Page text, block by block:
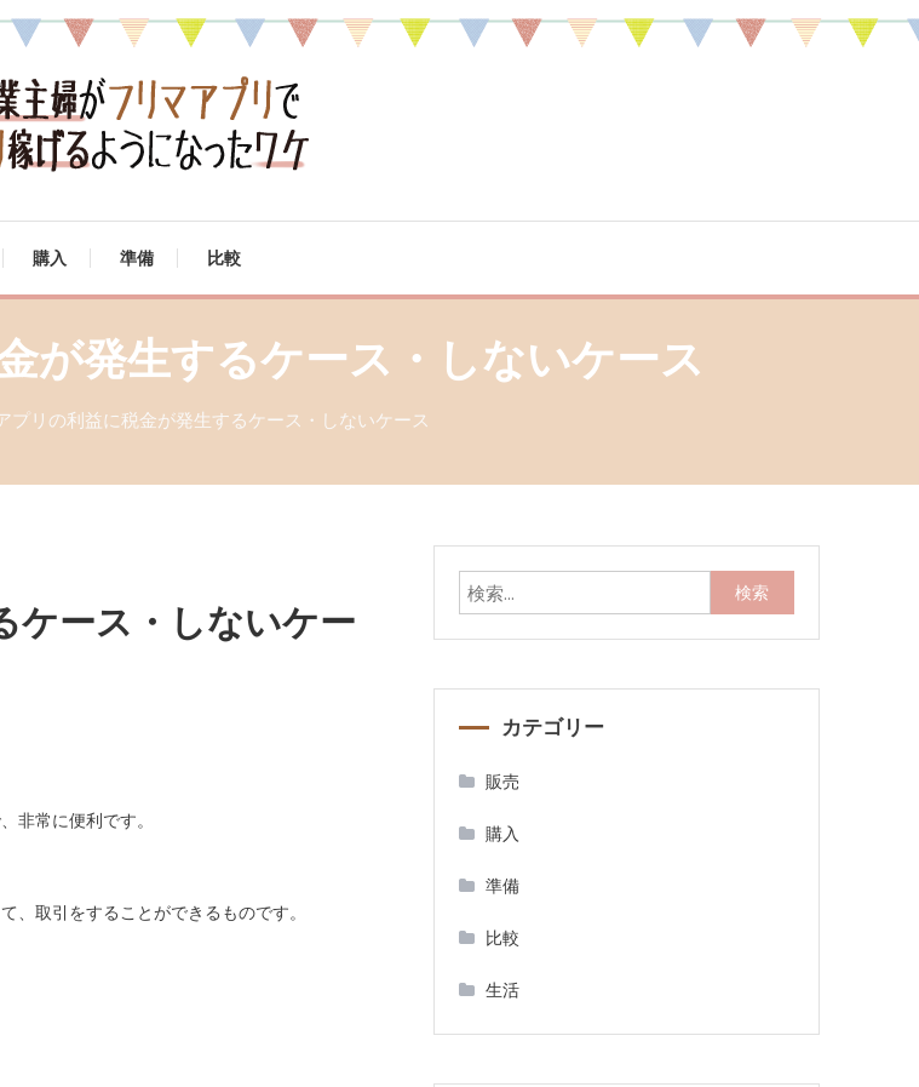
リバリ稼げるようになったワケ
購入 準備 比較
が発生するケース・しないケース
プリの利益に税金が発生するケース・しないケース
ケース・しないケー
非常に便利です。
、取引をすることができるものです。
索:
カテゴリー
販売
購入
準備
比較
生活